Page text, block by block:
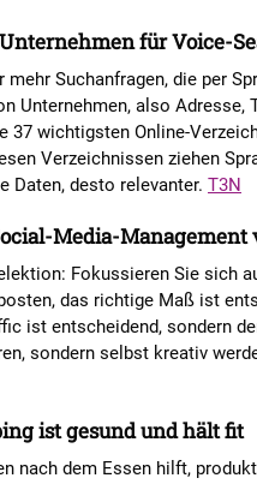
für Voice-
mehr Suchanfragen, die per
Unternehmen, also Adresse,
37 wichtigsten Online-
Verzeichnissen ziehen
Daten, desto relevanter. T3N
Media-Management
Fokussieren Sie sich
das richtige Maß ist
ist entscheidend, sondern
sondern selbst kreativ
ist gesund und hält fit
nach dem Essen hilft,